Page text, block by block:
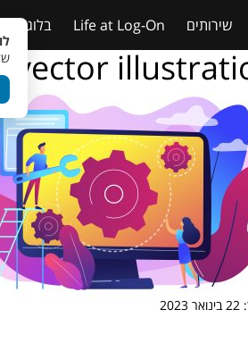
שירותים Life at Log-On בלוג
vector